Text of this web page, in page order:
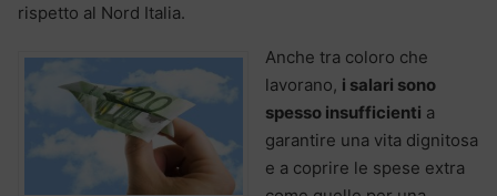
rispetto al Nord Italia.
Anche tra coloro che
lavorano, i salari sono
spesso insufficienti a
garantire una vita dignitosa
e a coprire le spese extra